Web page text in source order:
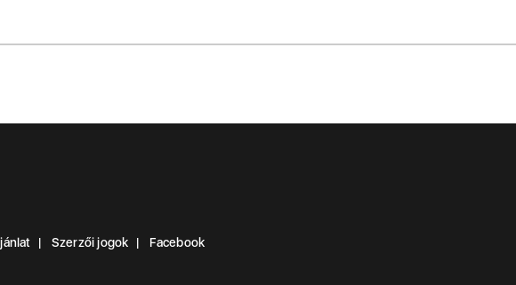
Szerzői jogok Facebook